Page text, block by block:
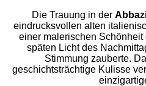
Die Trauung in der
eindrucksvollen alten
einer malerischen
späten Licht des
Stimmung zauberte.
geschichtsträchtige Kulisse